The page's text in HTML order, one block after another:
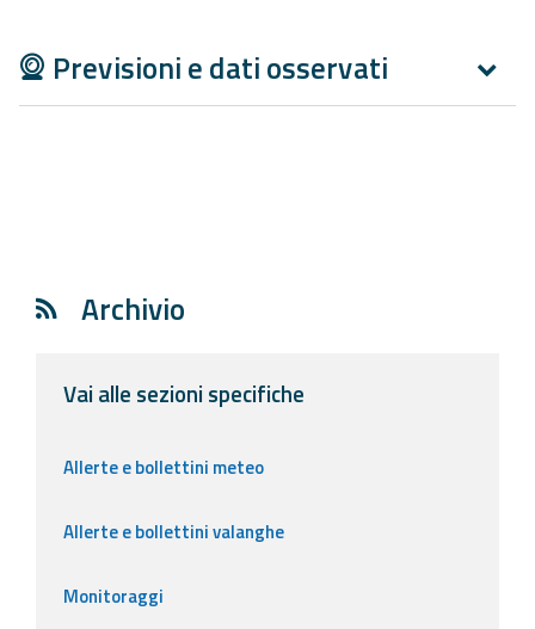
Meteo
Previsioni e dati osservati
Archivio
Vai alle sezioni specifiche
Allerte e bollettini meteo
Allerte e bollettini valanghe
Monitoraggi